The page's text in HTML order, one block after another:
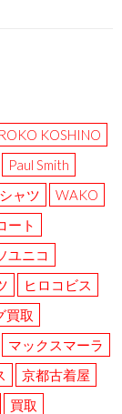
KOSHINO
Paul Smith
ャツ
WAKO
ート
ユニコ
ヒロコビス
買取
マックスマーラ
京都古着屋
買取